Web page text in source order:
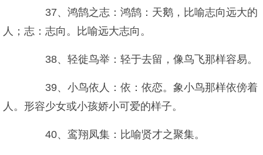
37、鸿鹄之志：鸿鹄：天鹅，比喻志向远大的
人；志：志向。比喻远大志向。
38、轻徙鸟举：轻于去留，像鸟飞那样容易。
39、小鸟依人：依：依恋。象小鸟那样依傍着
人。形容少女或小孩娇小可爱的样子。
40、鸾翔凤集：比喻贤才之聚集。